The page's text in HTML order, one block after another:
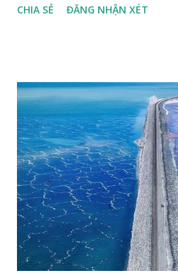
đuôi trắng (Lamproptera curius)
Happy Việt Nam 2024 Vietnam.vn
CHIA SẺ ĐĂNG NHẬN XÉT